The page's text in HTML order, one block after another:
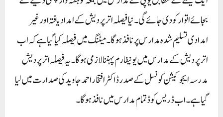
بجائے اتوار کو دی جائے گی۔ نیا فیصلہ اتر پردیش کے امداد یافتہ اور غیر
امدادی تسلیم شدہ مدارس پر نافذ ہوگا۔ میٹنگ میں فیصلہ کیا گیا ہے کہ اب
اترپردیش کے مدارس میں یونیفارم پہننا لازمی ہوگا۔ یہ فیصلہ اترپردیش
مدرسہ ایجوکیشن کونسل کے صدر ڈاکٹر افتخار احمد جاویدکی صدارت میں لیا
گیا ہے۔ اب ڈریس کوڈ تمام مدارس میں نافذ ہوگا۔